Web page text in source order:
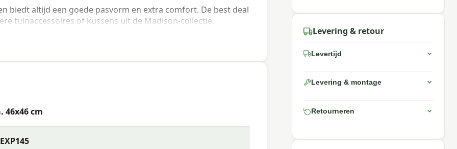
biedt altijd een goede pasvorm en extra comfort. De best deal
tuinaccessoires of kussens uit de Madison-collectie.
Best deal Grey 46x46 cm
om het kussen bij regen op te bergen of te
bergen bij regen en nachtelijke dauw. Gebruik eventueel een
vuil.
46x46 cm
Levering & retour
Levertijd
Levering & montage
Retourneren